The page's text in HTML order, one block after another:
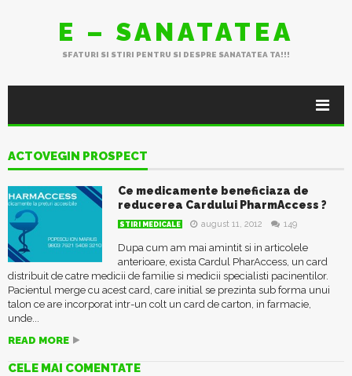
E – SANATATEA
SFATURI SI STIRI PENTRU SI DESPRE SANATATEA TA!!!
ACTOVEGIN PROSPECT
Ce medicamente beneficiaza de
reducerea Cardului PharmAccess ?
STIRI MEDICALE august 11, 2012 149
Dupa cum am mai amintit si in articolele
anterioare, exista Cardul PharAccess, un card
distribuit de catre medicii de familie si medicii specialisti pacinentilor.
Pacientul merge cu acest card, care initial se prezinta sub forma unui
talon ce are incorporat intr-un colt un card de carton, in farmacie,
unde...
READ MORE
CELE MAI COMENTATE